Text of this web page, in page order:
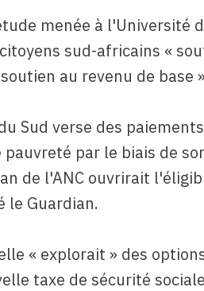
menée à l'Université
sud-africains «
au revenu de base
Sud verse des
pauvreté par le biais de
de l'ANC ouvrirait
le Guardian.
« explorait » des
taxe de sécurité